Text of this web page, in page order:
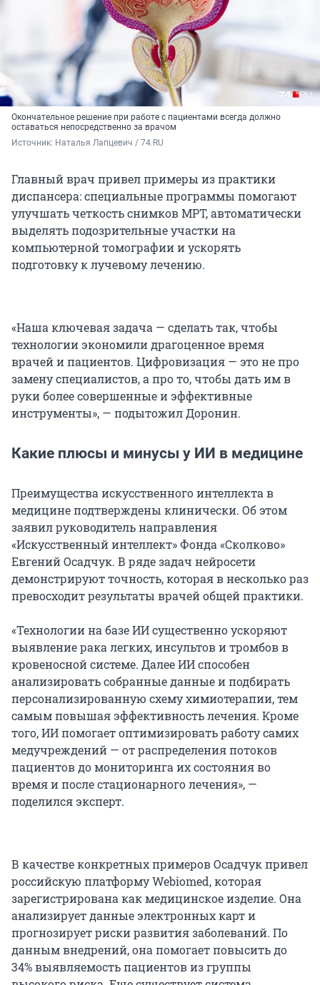
Окончательное решение при работе с пациентами всегда должно
оставаться непосредственно за врачом
Источник: Наталья Лапцевич / 74.RU
Главный врач привел примеры из практики
диспансера: специальные программы помогают
улучшать четкость снимков МРТ, автоматически
выделять подозрительные участки на
компьютерной томографии и ускорять
подготовку к лучевому лечению.
«Наша ключевая задача — сделать так, чтобы
технологии экономили драгоценное время
врачей и пациентов. Цифровизация — это не про
замену специалистов, а про то, чтобы дать им в
руки более совершенные и эффективные
инструменты», — подытожил Доронин.
Какие плюсы и минусы у ИИ в медицине
Преимущества искусственного интеллекта в
медицине подтверждены клинически. Об этом
заявил руководитель направления
«Искусственный интеллект» Фонда «Сколково»
Евгений Осадчук. В ряде задач нейросети
демонстрируют точность, которая в несколько раз
превосходит результаты врачей общей практики.
«Технологии на базе ИИ существенно ускоряют
выявление рака легких, инсультов и тромбов в
кровеносной системе. Далее ИИ способен
анализировать собранные данные и подбирать
персонализированную схему химиотерапии, тем
самым повышая эффективность лечения. Кроме
того, ИИ помогает оптимизировать работу самих
медучреждений — от распределения потоков
пациентов до мониторинга их состояния во
время и после стационарного лечения», —
поделился эксперт.
В качестве конкретных примеров Осадчук привел
российскую платформу Webiomed, которая
зарегистрирована как медицинское изделие. Она
анализирует данные электронных карт и
прогнозирует риски развития заболеваний. По
данным внедрений, она помогает повысить до
34% выявляемость пациентов из группы